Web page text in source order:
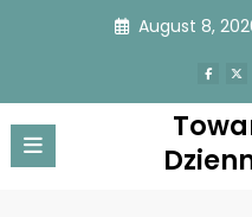
August 8,